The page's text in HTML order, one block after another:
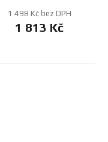
1 498 Kč bez DPH
1 813 Kč